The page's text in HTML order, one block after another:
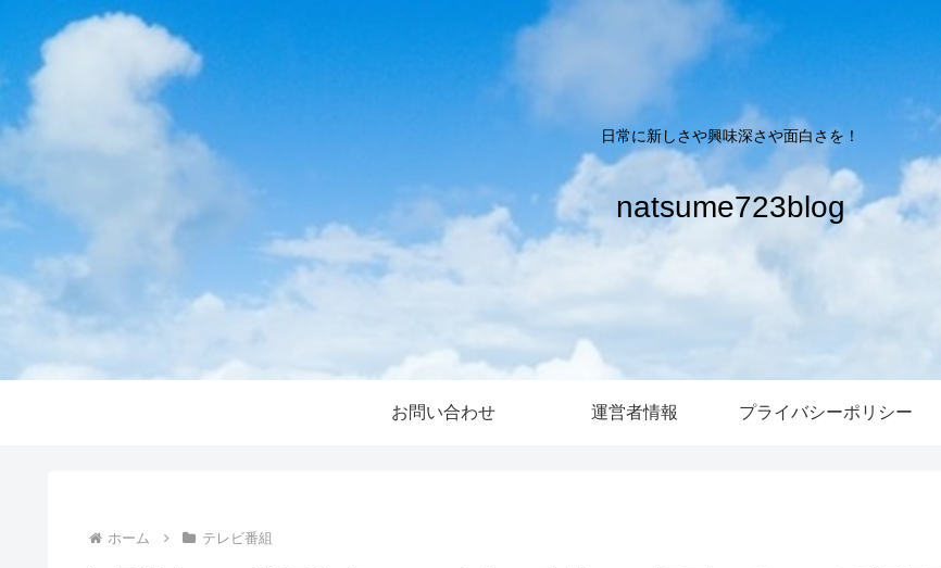
日常に新しさや興味深さや面白さを！
natsume723blog
お問い合わせ 運営者情報 プライバシーポリシー
ホーム テレビ番組